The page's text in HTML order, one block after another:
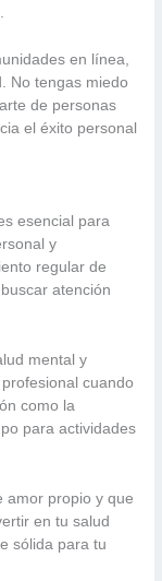
en línea,
No tengas miedo
de personas
el éxito personal
esencial para
y
regular de
atención
mental y
cuando
como la
para actividades
amor propio y que
en tu salud
sólida para tu